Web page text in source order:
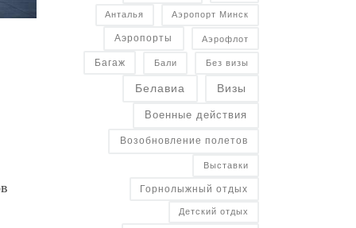
Анталья Аэропорт Минск
Аэропорты Аэрофлот
Багаж Бали Без визы
Белавиа Визы
Военные действия
Возобновление полетов
Выставки
Горнолыжный отдых
Детский отдых